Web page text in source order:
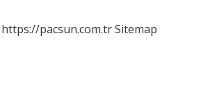
https://pacsun.com.trSitemap